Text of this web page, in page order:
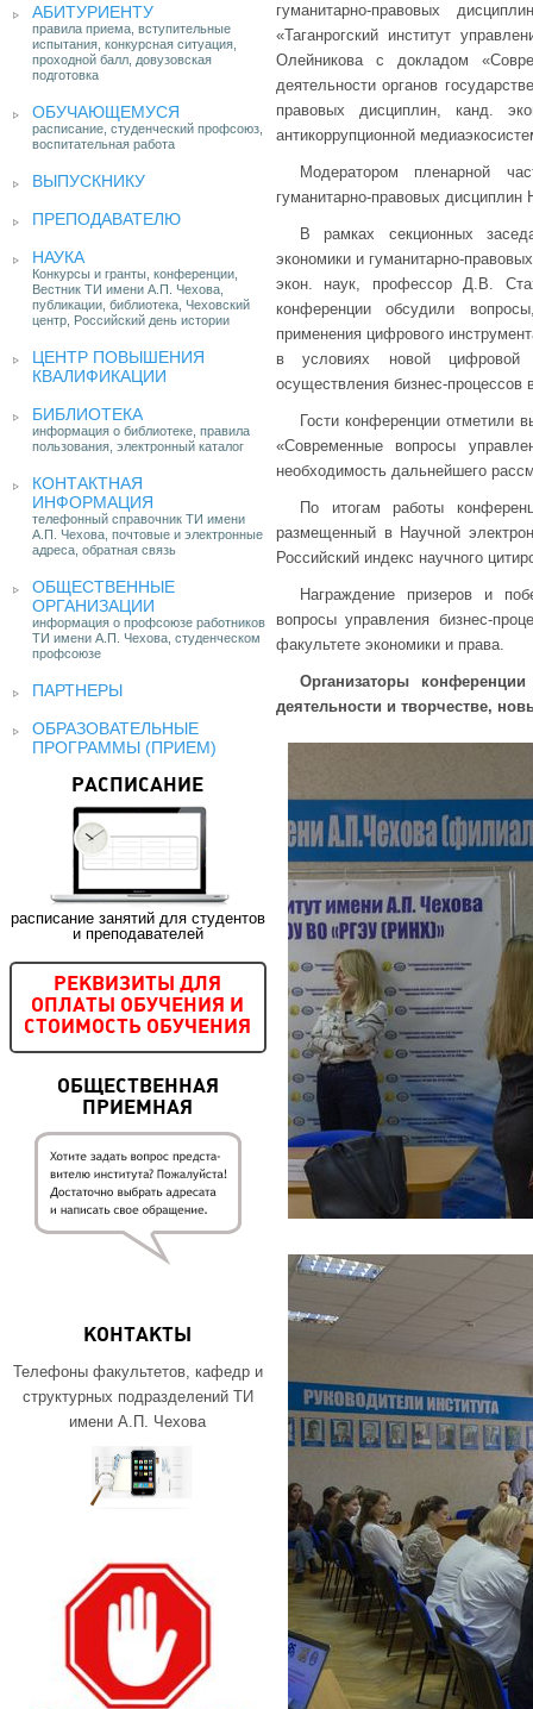
АБИТУРИЕНТУ
правила приема, вступительные
испытания, конкурсная ситуация,
проходной балл, довузовская
подготовка
ОБУЧАЮЩЕМУСЯ
расписание, студенческий профсоюз,
воспитательная работа
ВЫПУСКНИКУ
ПРЕПОДАВАТЕЛЮ
НАУКА
Конкурсы и гранты, конференции,
Вестник ТИ имени А.П. Чехова,
публикации, библиотека, Чеховский
центр, Российский день истории
ЦЕНТР ПОВЫШЕНИЯ
КВАЛИФИКАЦИИ
БИБЛИОТЕКА
информация о библиотеке, правила
пользования, электронный каталог
КОНТАКТНАЯ
ИНФОРМАЦИЯ
телефонный справочник ТИ имени
А.П. Чехова, почтовые и электронные
адреса, обратная связь
ОБЩЕСТВЕННЫЕ
ОРГАНИЗАЦИИ
информация о профсоюзе работников
ТИ имени А.П. Чехова, студенческом
профсоюзе
ПАРТНЕРЫ
ОБРАЗОВАТЕЛЬНЫЕ
ПРОГРАММЫ (ПРИЕМ)
РАСПИСАНИЕ
расписание занятий для студентов
и преподавателей
РЕКВИЗИТЫ ДЛЯ
ОПЛАТЫ ОБУЧЕНИЯ И
СТОИМОСТЬ ОБУЧЕНИЯ
ОБЩЕСТВЕННАЯ
ПРИЕМНАЯ
КОНТАКТЫ
Телефоны факультетов, кафедр и
структурных подразделений ТИ
имени А.П. Чехова
гуманитарно-правовых
«Таганрогский институт
Олейникова с докладом
деятельности органов
правовых дисциплин, канд.
антикоррупционной
Модератором пленарной
гуманитарно-правовых
В рамках секционных
экономики и гуманитарно-
экон. наук, профессор Д.В.
конференции обсудили
применения цифрового
в условиях новой цифровой
осуществления бизнес-процессов
Гости конференции отметили
«Современные вопросы
необходимость дальнейшего
По итогам работы
размещенный в Научной
Российский индекс научного
Награждение призеров и
вопросы управления бизнес-
факультете экономики и права.
Организаторы
деятельности и творчестве,